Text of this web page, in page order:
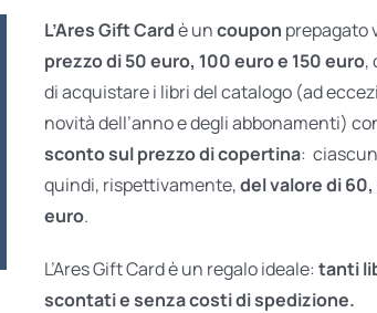
L’Ares Gift Cardè uncoupon prepagato
prezzo di 50 euro, 100 euro e 150 euro,
di acquistare i libri del catalogo (ad
novità dell’anno e degli abbonamenti)
sconto sul prezzo di copertina:
quindi, rispettivamente,del valore di 60,
euro.
L’Ares Gift Card è un regalo ideale: tanti
scontati esenza costi di spedizione.